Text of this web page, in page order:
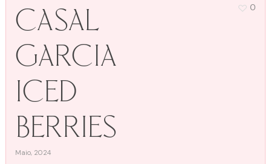
Casal
Garcia
Iced
Berries
Maio, 2024
0